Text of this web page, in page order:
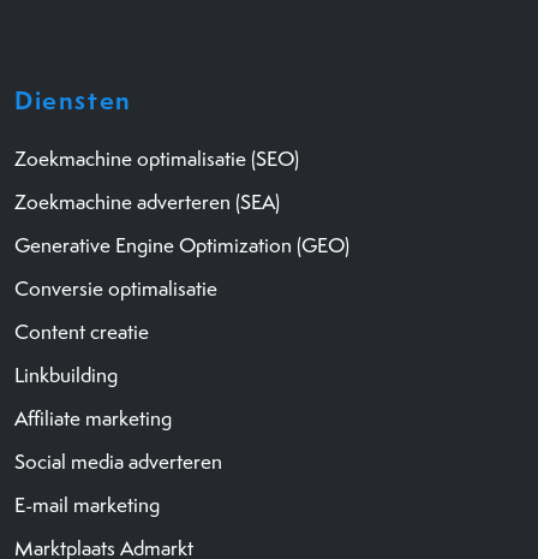
Diensten
Zoekmachine optimalisatie (SEO)
Zoekmachine adverteren (SEA)
Generative Engine Optimization (GEO)
Conversie optimalisatie
Content creatie
Linkbuilding
Affiliate marketing
Social media adverteren
E-mail marketing
Marktplaats Admarkt